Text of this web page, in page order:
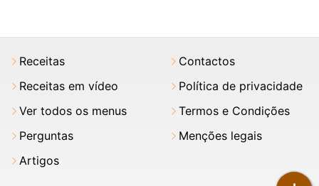
Receitas
Receitas em vídeo
Ver todos os menus
Perguntas
Artigos
Contactos
Política de privacidade
Termos e Condições
Menções legais